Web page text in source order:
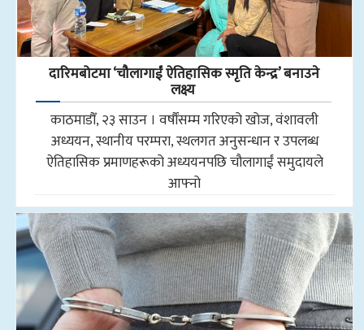
दारिमबोटमा ‘चौलागाईं ऐतिहासिक स्मृति केन्द्र’ बनाउने
लक्ष्य
काठमाडौँ, २३ साउन । वर्षौंसम्म गरिएको खोज, वंशावली
अध्ययन, स्थानीय परम्परा, स्थलगत अनुसन्धान र उपलब्ध
ऐतिहासिक प्रमाणहरूको अध्ययनपछि चौलागाईं समुदायले
आफ्नो